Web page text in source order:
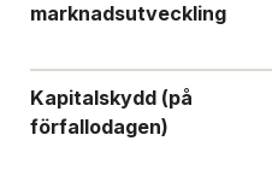
marknadsutveckling
Kapitalskydd (på
förfallodagen)